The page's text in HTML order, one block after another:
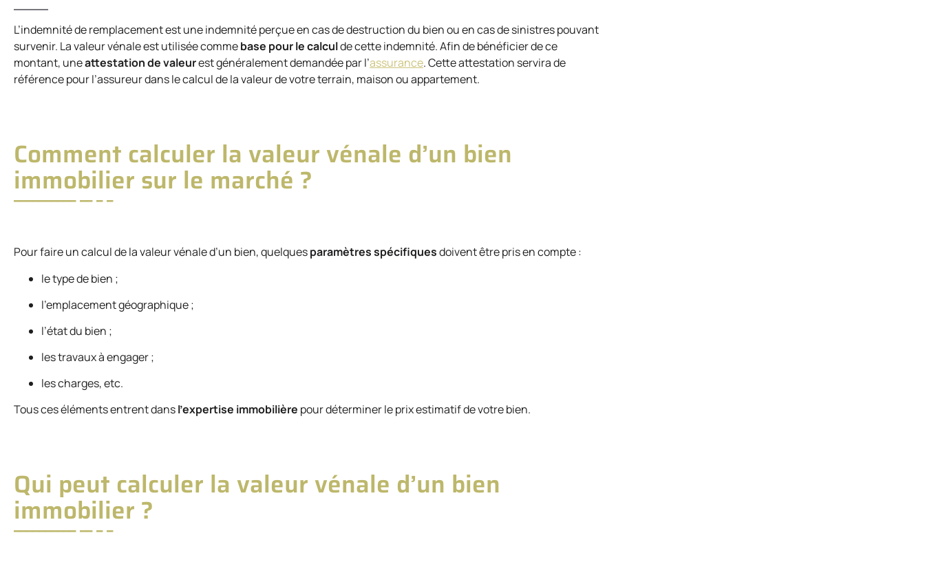
L’indemnité de remplacement est une indemnité perçue en cas de destruction du bien ou en cas de sinistres pouvant
survenir. La valeur vénale est utilisée commebase pour le calculde cette indemnité. Afin de bénéficier de ce
montant, uneattestation de valeurest généralement demandée par l’assurance. Cette attestation servira de
référence pour l’assureur dans le calcul de la valeur de votre terrain, maison ou appartement.
Comment calculer la valeur vénale d’un bien
immobilier sur le marché ?
Pour faire un calcul de la valeur vénale d’un bien, quelquesparamètres spécifiquesdoivent être pris en compte :
le type de bien ;
l’emplacement géographique ;
l’état du bien ;
les travaux à engager ;
les charges, etc.
Tous ces éléments entrent dansl’expertise immobilière pour déterminer le prix estimatif de votre bien.
Qui peut calculer la valeur vénale d’un bien
immobilier ?